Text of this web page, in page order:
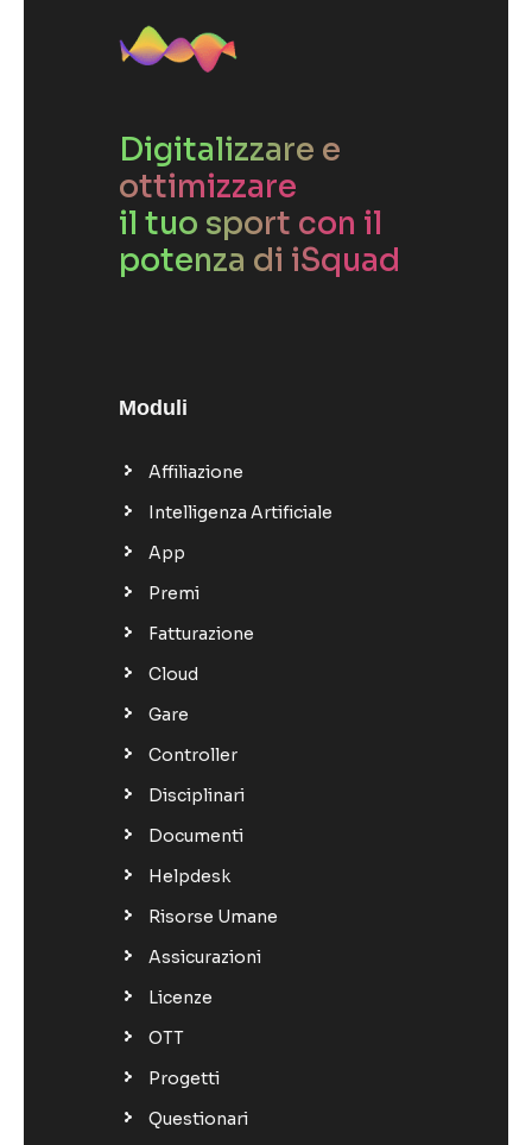
Digitalizzare e
ottimizzare
il tuo sport con il
potenza di iSquad
Moduli
Affiliazione
Intelligenza Artificiale
App
Premi
Fatturazione
Cloud
Gare
Controller
Disciplinari
Documenti
Helpdesk
Risorse Umane
Assicurazioni
Licenze
OTT
Progetti
Questionari